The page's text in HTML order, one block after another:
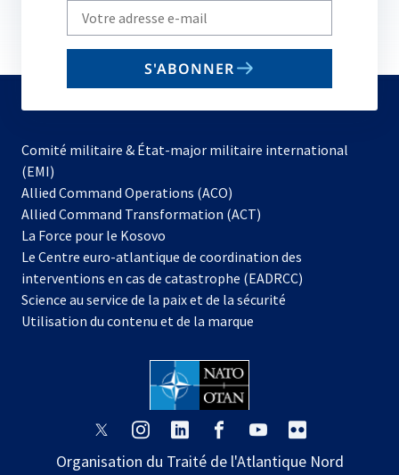
Write
your
email
S'ABONNER
Comité militaire & État-major militaire international
(EMI)
Allied Command Operations (ACO)
Allied Command Transformation (ACT)
La Force pour le Kosovo
dans
un
nouvel
onglet
Le Centre euro-atlantique de coordination des
interventions en cas de catastrophe (EADRCC)
Science au service de la paix et de la sécurité
Utilisation du contenu et de la marque
s’ouvre
un
s’ouvre
un
s’ouvre
un
s’ouvre
un
s’ouvre
un
un
Organisation du Traité de l'Atlantique Nord